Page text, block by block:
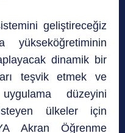
geliştireceğiz
dinamik bir
teşvik etmek ve
düzeyini
ülkeler için
Akran Öğrenme